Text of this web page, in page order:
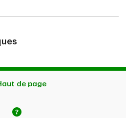
juridiques. Les
présentes peuvent être
l’indemnisation
de page